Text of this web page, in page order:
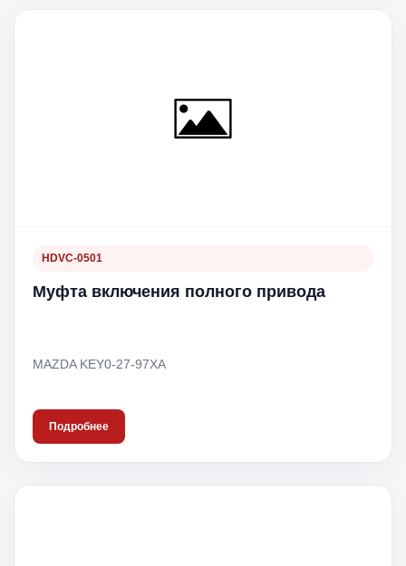
HDVC-0501
Муфта включения полного привода
MAZDA KEY0-27-97XA
Подробнее